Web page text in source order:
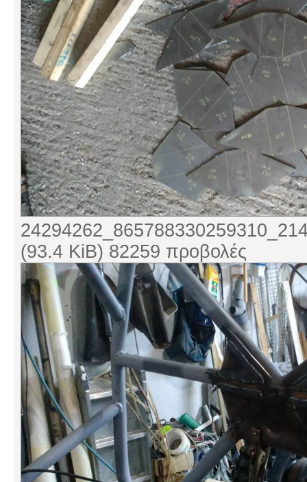
(93.4 KiB) 82259 προβολές